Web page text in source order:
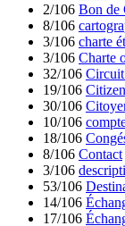
2/106 Bon de
8/106
3/106 charte
3/106 Charte
32/106
19/106
30/106
10/106
18/106
8/106 Contact
3/106
53/106
14/106
17/106